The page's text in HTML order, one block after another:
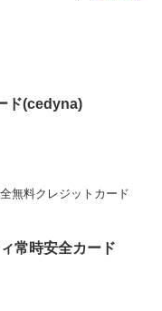
ド(cedyna)
無料クレジットカード
常時安全カード